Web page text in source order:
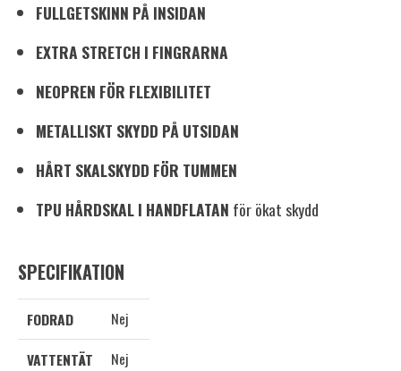
FULLGETSKINN PÅ INSIDAN
EXTRA STRETCH I FINGRARNA
NEOPREN FÖR FLEXIBILITET
METALLISKT SKYDD PÅ UTSIDAN
HÅRT SKALSKYDD FÖR TUMMEN
TPU HÅRDSKAL I HANDFLATAN för ökat skydd
SPECIFIKATION
FODRAD
Nej
VATTENTÄT
Nej